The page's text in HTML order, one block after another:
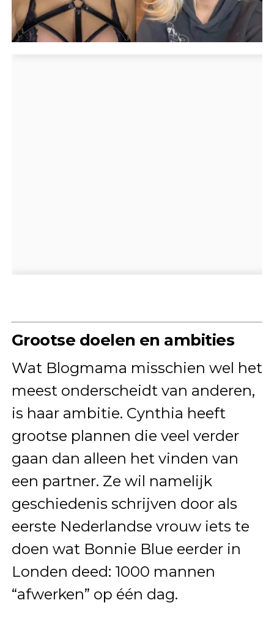
Grootse doelen en ambities
Wat Blogmama misschien wel het
meest onderscheidt van anderen,
is haar ambitie. Cynthia heeft
grootse plannen die veel verder
gaan dan alleen het vinden van
een partner. Ze wil namelijk
geschiedenis schrijven door als
eerste Nederlandse vrouw iets te
doen wat Bonnie Blue eerder in
Londen deed: 1000 mannen
“afwerken” op één dag.